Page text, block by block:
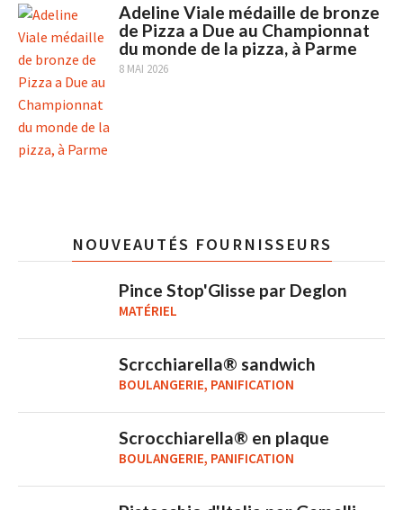
Adeline Viale médaille de bronze
de Pizza a Due au Championnat
du monde de la pizza, à Parme
8 MAI 2026
NOUVEAUTÉS FOURNISSEURS
Pince Stop'Glisse par Deglon
MATÉRIEL
Scrcchiarella® sandwich
BOULANGERIE, PANIFICATION
Scrocchiarella® en plaque
BOULANGERIE, PANIFICATION